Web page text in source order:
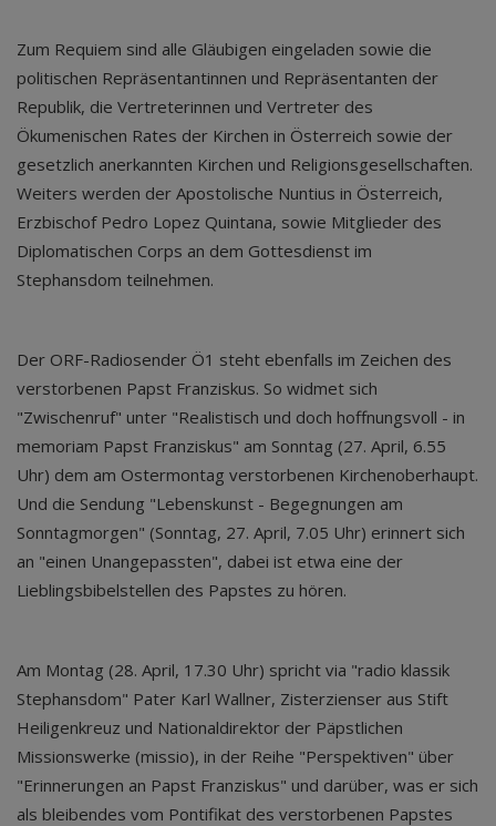
Zum Requiem sind alle Gläubigen eingeladen sowie die
politischen Repräsentantinnen und Repräsentanten der
Republik, die Vertreterinnen und Vertreter des
Ökumenischen Rates der Kirchen in Österreich sowie der
gesetzlich anerkannten Kirchen und Religionsgesellschaften.
Weiters werden der Apostolische Nuntius in Österreich,
Erzbischof Pedro Lopez Quintana, sowie Mitglieder des
Diplomatischen Corps an dem Gottesdienst im
Stephansdom teilnehmen.
Der ORF-Radiosender Ö1 steht ebenfalls im Zeichen des
verstorbenen Papst Franziskus. So widmet sich
"Zwischenruf" unter "Realistisch und doch hoffnungsvoll - in
memoriam Papst Franziskus" am Sonntag (27. April, 6.55
Uhr) dem am Ostermontag verstorbenen Kirchenoberhaupt.
Und die Sendung "Lebenskunst - Begegnungen am
Sonntagmorgen" (Sonntag, 27. April, 7.05 Uhr) erinnert sich
an "einen Unangepassten", dabei ist etwa eine der
Lieblingsbibelstellen des Papstes zu hören.
Am Montag (28. April, 17.30 Uhr) spricht via "radio klassik
Stephansdom" Pater Karl Wallner, Zisterzienser aus Stift
Heiligenkreuz und Nationaldirektor der Päpstlichen
Missionswerke (missio), in der Reihe "Perspektiven" über
"Erinnerungen an Papst Franziskus" und darüber, was er sich
als bleibendes vom Pontifikat des verstorbenen Papstes